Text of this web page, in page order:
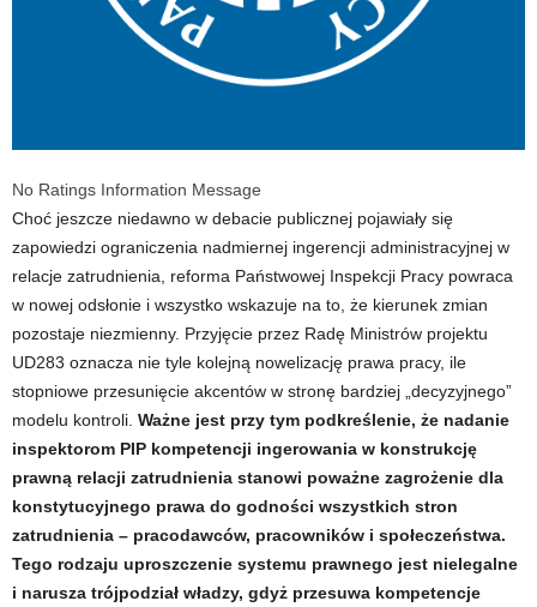
No Ratings Information Message
Choć jeszcze niedawno w debacie publicznej pojawiały się
zapowiedzi ograniczenia nadmiernej ingerencji administracyjnej w
relacje zatrudnienia, reforma Państwowej Inspekcji Pracy powraca
w nowej odsłonie i wszystko wskazuje na to, że kierunek zmian
pozostaje niezmienny. Przyjęcie przez Radę Ministrów projektu
UD283 oznacza nie tyle kolejną nowelizację prawa pracy, ile
stopniowe przesunięcie akcentów w stronę bardziej „decyzyjnego”
modelu kontroli. Ważne jest przy tym podkreślenie, że nadanie
inspektorom PIP kompetencji ingerowania w konstrukcję
prawną relacji zatrudnienia stanowi poważne zagrożenie dla
konstytucyjnego prawa do godności wszystkich stron
zatrudnienia – pracodawców, pracowników i społeczeństwa.
Tego rodzaju uproszczenie systemu prawnego jest nielegalne
i narusza trójpodział władzy, gdyż przesuwa kompetencje